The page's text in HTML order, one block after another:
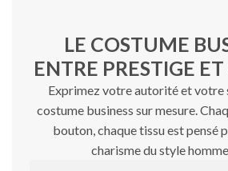
LE COSTUME
ENTRE PRESTIGE
Exprimez votre autorité et votre
costume business sur mesure.
bouton, chaque tissu est pensé
charisme du style